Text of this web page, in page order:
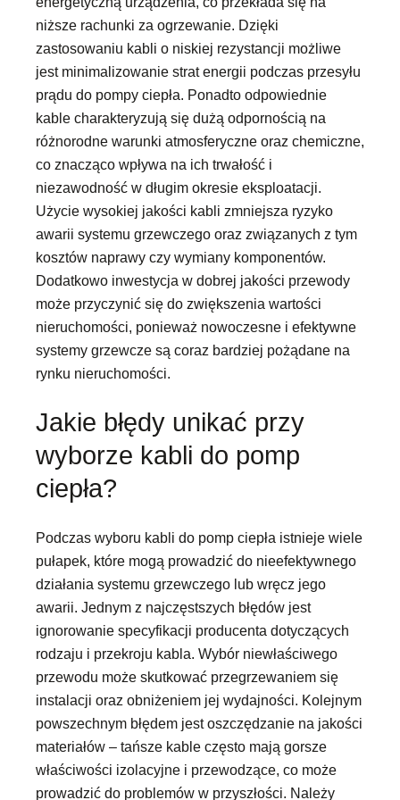
niższe rachunki za ogrzewanie. Dzięki
zastosowaniu kabli o niskiej rezystancji możliwe
jest minimalizowanie strat energii podczas przesyłu
prądu do pompy ciepła. Ponadto odpowiednie
kable charakteryzują się dużą odpornością na
różnorodne warunki atmosferyczne oraz chemiczne,
co znacząco wpływa na ich trwałość i
niezawodność w długim okresie eksploatacji.
Użycie wysokiej jakości kabli zmniejsza ryzyko
awarii systemu grzewczego oraz związanych z tym
kosztów naprawy czy wymiany komponentów.
Dodatkowo inwestycja w dobrej jakości przewody
może przyczynić się do zwiększenia wartości
nieruchomości, ponieważ nowoczesne i efektywne
systemy grzewcze są coraz bardziej pożądane na
rynku nieruchomości.
Jakie błędy unikać przy
wyborze kabli do pomp
ciepła?
Podczas wyboru kabli do pomp ciepła istnieje wiele
pułapek, które mogą prowadzić do nieefektywnego
działania systemu grzewczego lub wręcz jego
awarii. Jednym z najczęstszych błędów jest
ignorowanie specyfikacji producenta dotyczących
rodzaju i przekroju kabla. Wybór niewłaściwego
przewodu może skutkować przegrzewaniem się
instalacji oraz obniżeniem jej wydajności. Kolejnym
powszechnym błędem jest oszczędzanie na jakości
materiałów – tańsze kable często mają gorsze
właściwości izolacyjne i przewodzące, co może
prowadzić do problemów w przyszłości. Należy